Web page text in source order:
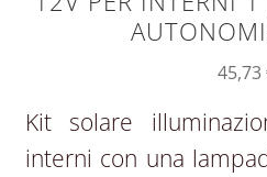
45,73
Kit solare
interni con una